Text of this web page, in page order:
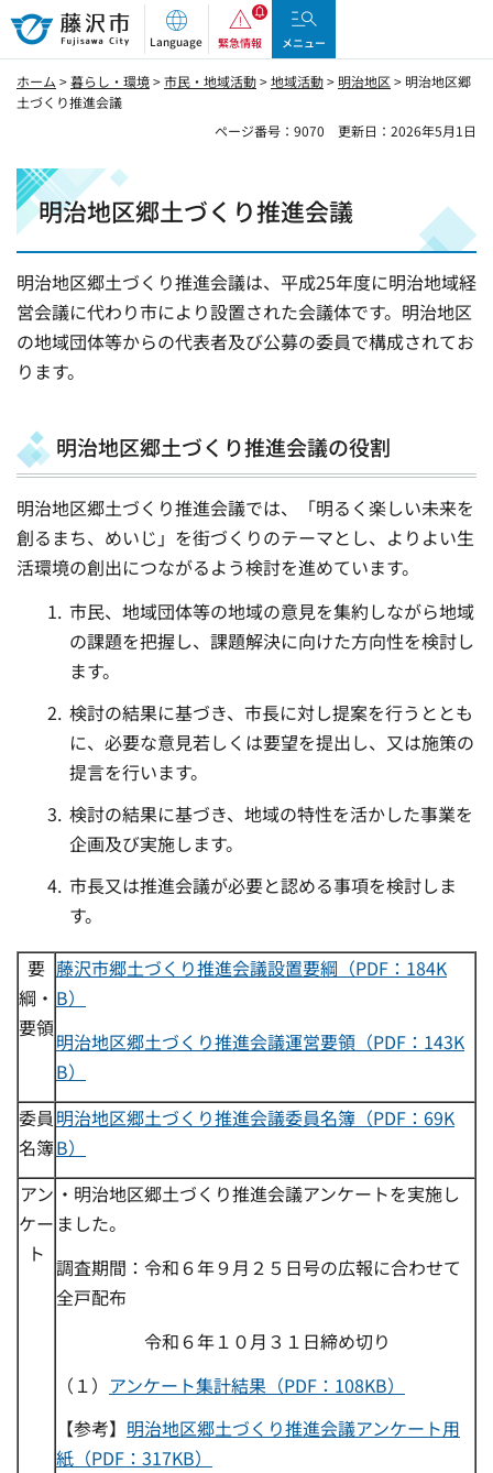
藤沢市
Language 緊急情報 メニュー
ホーム >暮らし・環境>市民・地域活動>地域活動> 明治地区 > 明治地区郷
土づくり推進会議
ページ番号：9070
更新日：2026年5月1日
明治地区郷土づくり推進会議
明治地区郷土づくり推進会議は、平成25年度に明治地域経
営会議に代わり市により設置された会議体です。明治地区
の地域団体等からの代表者及び公募の委員で構成されてお
ります。
明治地区郷土づくり推進会議の役割
明治地区郷土づくり推進会議では、「明るく楽しい未来を
創るまち、めいじ」を街づくりのテーマとし、よりよい生
活環境の創出につながるよう検討を進めています。
市民、地域団体等の地域の意見を集約しながら地域
の課題を把握し、課題解決に向けた方向性を検討し
ます。
検討の結果に基づき、市長に対し提案を行うととも
に、必要な意見若しくは要望を提出し、又は施策の
提言を行います。
検討の結果に基づき、地域の特性を活かした事業を
企画及び実施します。
市長又は推進会議が必要と認める事項を検討しま
す。
要
綱・
要領
藤沢市郷土づくり推進会議設置要綱（PDF：184K
B）
明治地区郷土づくり推進会議運営要領（PDF：143K
B）
委員
名簿
明治地区郷土づくり推進会議委員名簿（PDF：69K
B）
アン
ケー
ト
・明治地区郷土づくり推進会議アンケートを実施し
ました。
調査期間：令和６年９月２５日号の広報に合わせて
全戸配布
令和６年１０月３１日締め切り
（１） アンケート集計結果（PDF：108KB）
【参考】 明治地区郷土づくり推進会議アンケート用
紙（PDF：317KB）